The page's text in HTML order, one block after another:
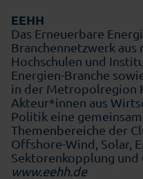
EEHH
Das Erneuerbare
Branchennetzwerk aus
Hochschulen und
Energien-Branche
in der Metropolregion
Akteur*innen aus
Politik eine
Themenbereiche der
Offshore-Wind, Solar,
Sektorenkopplung und
www.eehh.de